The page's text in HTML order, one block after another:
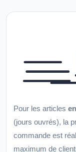
Pour les articles
(jours ouvrés), la
commande est
maximum de